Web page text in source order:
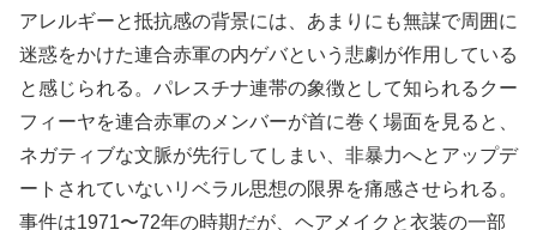
アレルギーと抵抗感の背景には、あまりにも無謀で周囲に
迷惑をかけた連合赤軍の内ゲバという悲劇が作用している
と感じられる。パレスチナ連帯の象徴として知られるクー
フィーヤを連合赤軍のメンバーが首に巻く場面を見ると、
ネガティブな文脈が先行してしまい、非暴力へとアップデ
ートされていないリベラル思想の限界を痛感させられる。
事件は1971〜72年の時期だが、ヘアメイクと衣装の一部